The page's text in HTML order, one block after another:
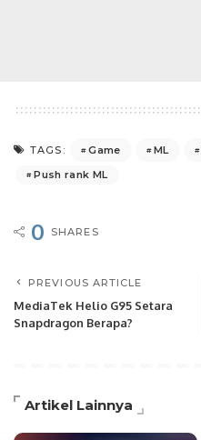
TAGS: Game ML
Push rank ML
0 SHARES
PREVIOUS ARTICLE
MediaTek Helio G95 Setara
Snapdragon Berapa?
Artikel Lainnya